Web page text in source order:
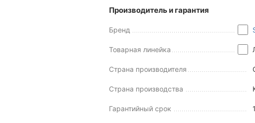
Производитель и гарантия
Бренд
Товарная линейка
Страна производителя
Страна производства
Гарантийный срок